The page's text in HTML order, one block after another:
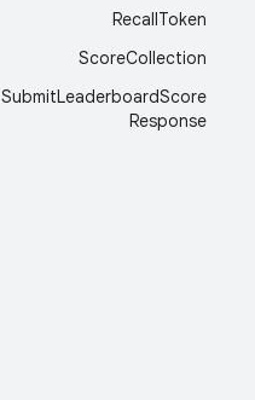
RecallToken
ScoreCollection
SubmitLeaderboardScore
Response